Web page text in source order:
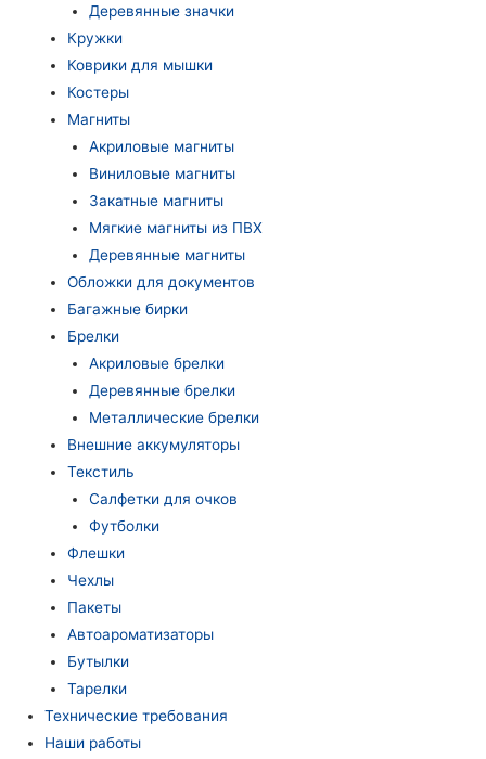
Деревянные значки
Кружки
Коврики для мышки
Костеры
Магниты
Акриловые магниты
Виниловые магниты
Закатные магниты
Мягкие магниты из ПВХ
Деревянные магниты
Обложки для документов
Багажные бирки
Брелки
Акриловые брелки
Деревянные брелки
Металлические брелки
Внешние аккумуляторы
Текстиль
Салфетки для очков
Футболки
Флешки
Чехлы
Пакеты
Автоароматизаторы
Бутылки
Тарелки
Технические требования
Наши работы